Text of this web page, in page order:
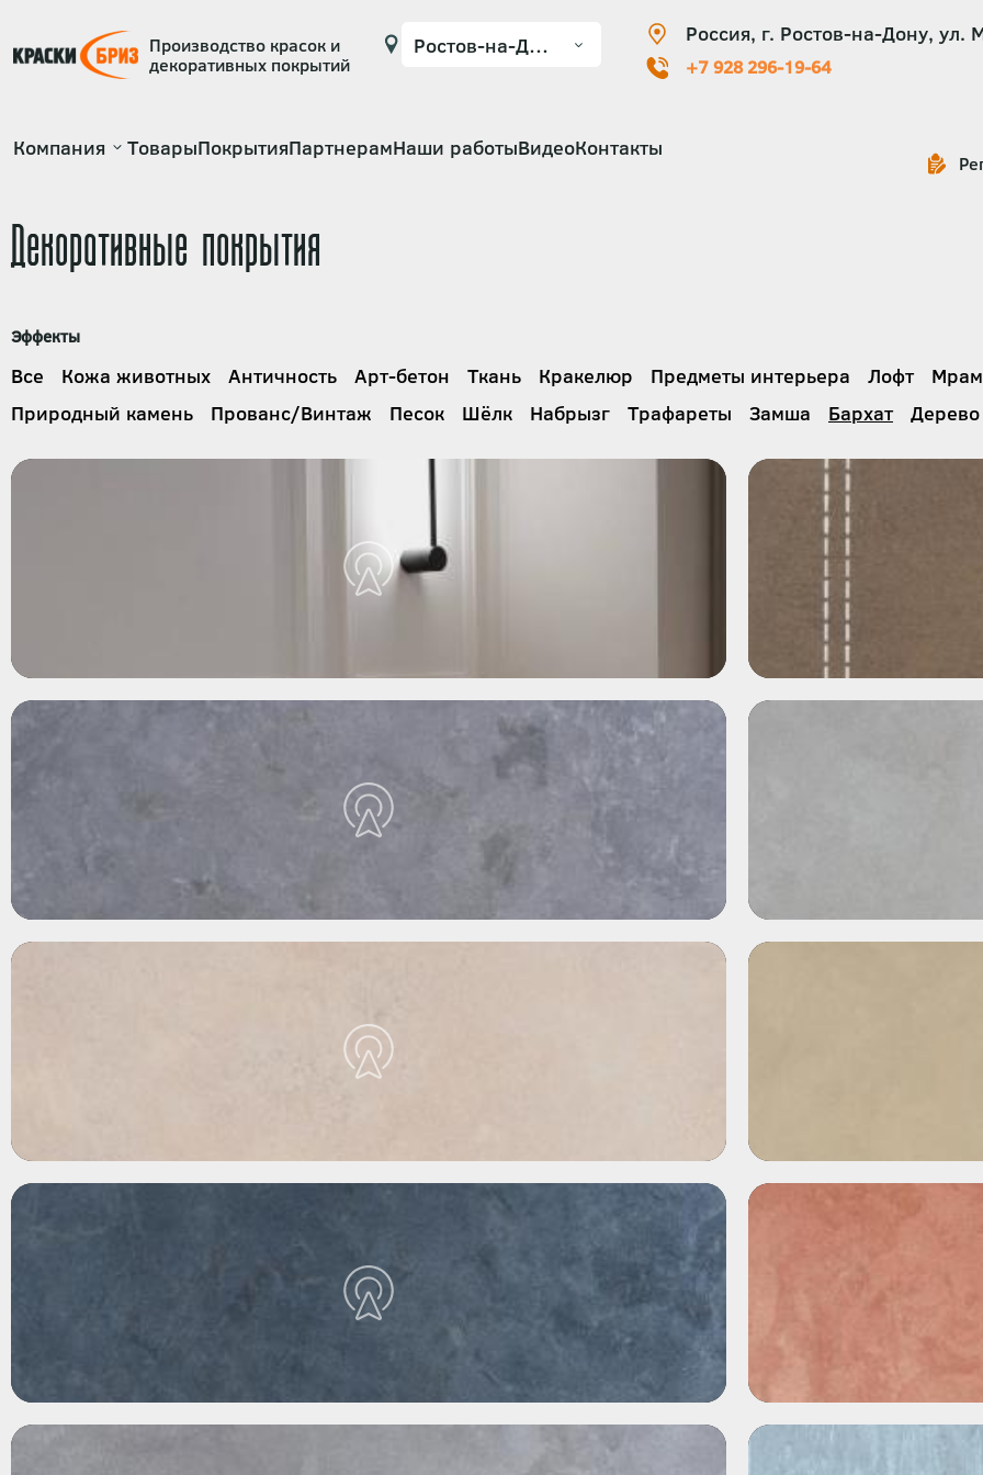
Производство красок и
декоративных покрытий
Россия, г. Ростов-на-Дону, ул.
+7 928 296-19-64
Основная
Компания ТоварыПокрытияПартнерамНаши работыВидеоКонтакты
Декоративные покрытия
Эффекты
Все Кожа животных Античность Арт-бетон Ткань Кракелюр Предметы интерьера Лофт
Природный камень
Прованс/Винтаж Песок Шёлк Набрызг Трафареты Замша Бархат Дерево